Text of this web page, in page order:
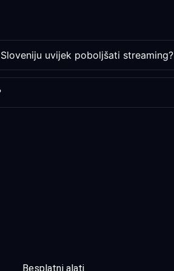
uvijek poboljšati streaming?
Besplatni alati